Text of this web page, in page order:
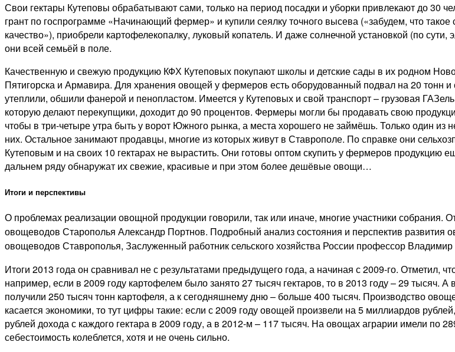
Свои гектары Кутеповы обрабатывают сами, только на период посадки и уборки привлекают до 30
грант по госпрограмме «Начинающий фермер» и купили сеялку точного высева («забудем, что
качество»), приобрели картофелекопалку, луковый копатель. И даже солнечной установкой (по сути,
они всей семьёй в поле.
Качественную и свежую продукцию КФХ Кутеповых покупают школы и детские сады в их родном
Пятигорска и Армавира. Для хранения овощей у фермеров есть оборудованный подвал на 20 тонн
утеплили, обшили фанерой и пенопластом. Имеется у Кутеповых и свой транспорт – грузовая
которую делают перекупщики, доходит до 90 процентов. Фермеры могли бы продавать свою
чтобы в три-четыре утра быть у ворот Южного рынка, а места хорошего не займёшь. Только один из
них. Остальное занимают продавцы, многие из которых живут в Ставрополе. По справке они
Кутеповым и на своих 10 гектарах не вырастить. Они готовы оптом скупить у фермеров
дальнем ряду обнаружат их свежие, красивые и при этом более дешёвые овощи…
Итоги и перспективы
О проблемах реализации овощной продукции говорили, так или иначе, многие участники собрания.
овощеводов Старополья Александр Портнов. Подробный анализ состояния и перспектив развития
овощеводов Ставрополья, Заслуженный работник сельского хозяйства России профессор
Итоги 2013 года он сравнивал не с результатами предыдущего года, а начиная с 2009-го. Отметил,
например, если в 2009 году картофелем было занято 27 тысяч гектаров, то в 2013 году – 29 тысяч.
получили 250 тысяч тонн картофеля, а к сегодняшнему дню – больше 400 тысяч. Производство
касается экономики, то тут цифры такие: если с 2009 году овощей произвели на 5 миллиардов
рублей дохода с каждого гектара в 2009 году, а в 2012-м – 117 тысяч. На овощах аграрии имели по
себестоимость колеблется, хотя и не очень сильно.